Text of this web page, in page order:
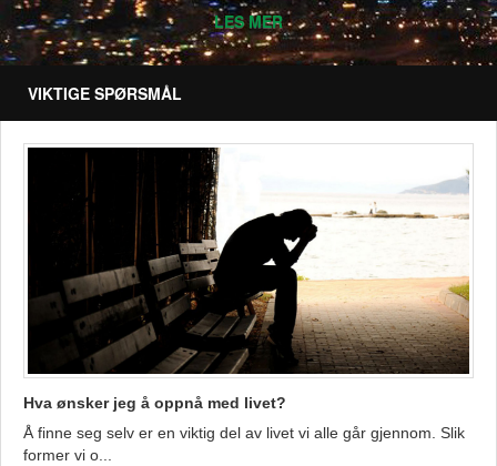
LES MER
VIKTIGE SPØRSMÅL
Hva ønsker jeg å oppnå med livet?
Å finne seg selv er en viktig del av livet vi alle går gjennom. Slik
former vi o...